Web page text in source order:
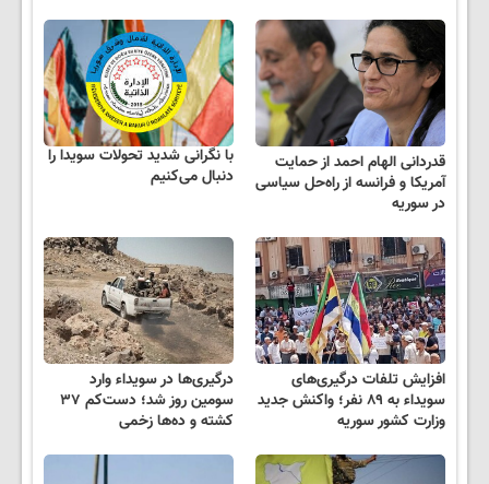
قدردانی الهام احمد از حمایت
آمریکا و فرانسه از راه‌حل سیاسی
در سوریه
با نگرانی شدید تحولات سویدا را
دنبال می‌کنیم
افزایش تلفات درگیری‌های
سویداء به ۸۹ نفر؛ واکنش جدید
وزارت کشور سوریه
درگیری‌ها در سویداء وارد
سومین روز شد؛ دست‌کم ۳۷
کشته و ده‌ها زخمی